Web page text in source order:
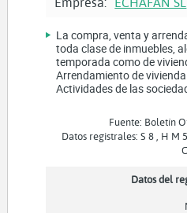
La compra, venta y
toda clase de inmuebles,
temporada como de
Arrendamiento de
Actividades de las
Fuente: Boletín
Datos registrales: S 8 , H
Datos del